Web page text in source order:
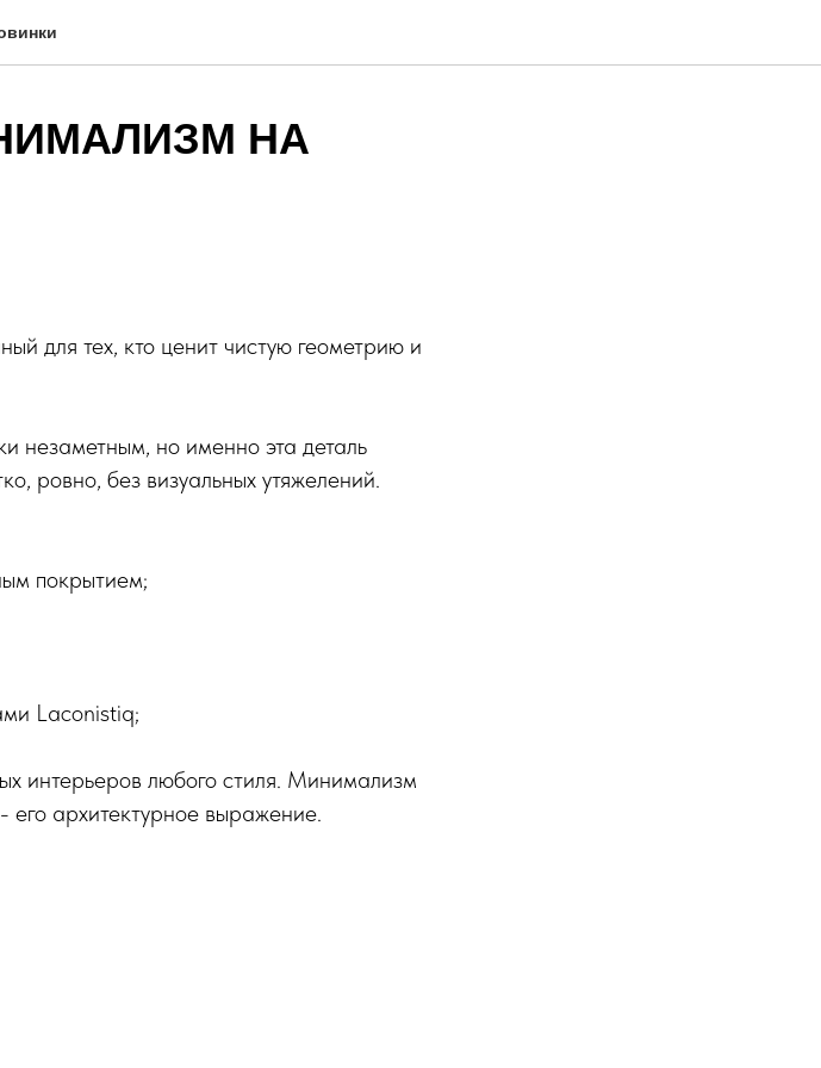
НА
для тех, кто ценит чистую геометрию и
незаметным, но именно эта деталь
ровно, без визуальных утяжелений.
покрытием;
Laconistiq;
интерьеров любого стиля. Минимализм
- его архитектурное выражение.